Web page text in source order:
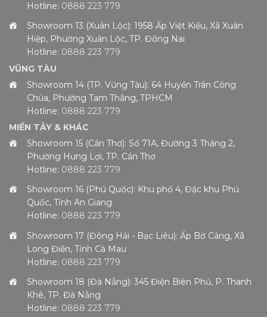
Hotline: 0888 223 779
Showroom 13 (Xuân Lộc): 1958 Ấp Việt Kiều, Xã Xuân
Hiệp, Phường Xuân Lộc, TP. Đồng Nai
Hotline: 0888 223 779
VŨNG TÀU
Showroom 14 (TP. Vũng Tàu): 64 Huyền Trân Công
Chúa, Phường Tam Thắng, TPHCM
Hotline: 0888 223 779
MIỀN TÂY & KHÁC
Showroom 15 (Cần Thơ): Số 71A, Đường 3 Tháng 2,
Phường Hưng Lợi, TP. Cần Thơ
Hotline: 0888 223 779
Showroom 16 (Phú Quốc): Khu phố 4, Đặc khu Phú
Quốc, Tỉnh An Giang
Hotline: 0888 223 779
Showroom 17 (Đông Hải - Bạc Liêu): Ấp Bờ Cảng, Xã
Long Điền, Tỉnh Cà Mau
Hotline: 0888 223 779
Showroom 18 (Đà Nẵng): 345 Điện Biên Phủ, P. Thanh
Khê, TP. Đà Nẵng
Hotline: 0888 223 779